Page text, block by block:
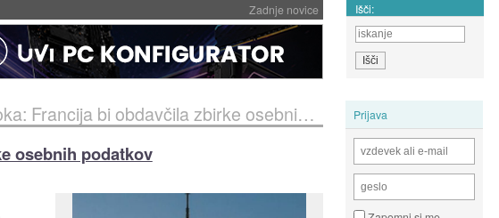
Zadnje novice Išči:
Prijava
bi obdavčila zbirke osebnih podatkov
osebnih podatkov